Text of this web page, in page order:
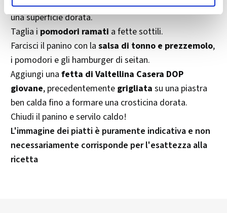
Faicaramellare il pane in padella, fino a ottenere
una superficie dorata.
Taglia i pomodori ramati a fette sottili.
Farcisci il panino con la salsa di tonno e prezzemolo,
i pomodori e gli hamburger di seitan.
Aggiungi una fetta di Valtellina Casera DOP
giovane, precedentemente grigliata su una piastra
ben calda fino a formare una crosticina dorata.
Chiudi il panino e servilo caldo!
L'immagine dei piatti è puramente indicativa e non
necessariamente corrisponde per l'esattezza alla
ricetta